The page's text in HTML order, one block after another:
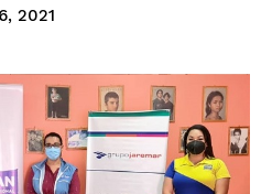
2021